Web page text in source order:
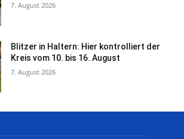
7. August 2026
Blitzer in Haltern: Hier kontrolliert der
Kreis vom 10. bis 16. August
7. August 2026